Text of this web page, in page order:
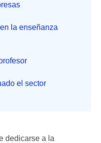
la enseñanza
el sector
dedicarse a la